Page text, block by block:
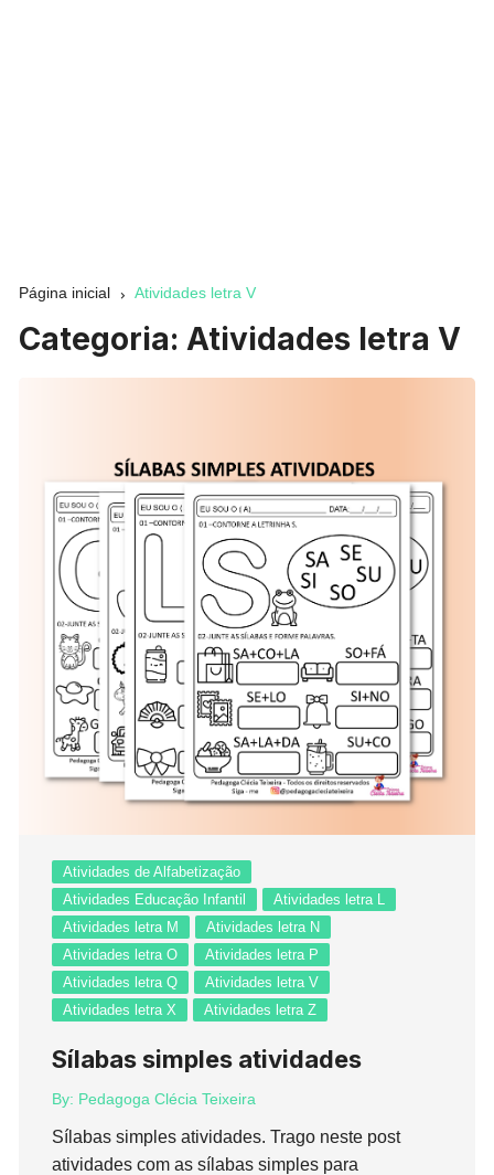
Página inicial Atividades letra V
Categoria:Atividades letra V
Atividades de Alfabetização
Atividades Educação Infantil
Atividades letra L
Atividades letra M
Atividades letra N
Atividades letra O
Atividades letra P
Atividades letra Q
Atividades letra V
Atividades letra X
Atividades letra Z
Sílabas simples atividades
By: Pedagoga Clécia Teixeira
Sílabas simples atividades. Trago neste post
atividades com as sílabas simples para